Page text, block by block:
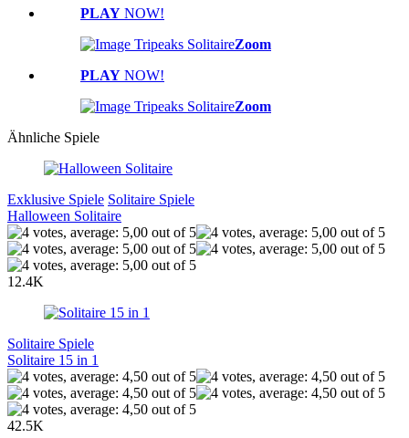
PLAY NOW!
Zoom
PLAY NOW!
Zoom
Ähnliche Spiele
Exklusive Spiele Solitaire Spiele
Halloween Solitaire
12.4K
Solitaire Spiele
Solitaire 15 in 1
42.5K